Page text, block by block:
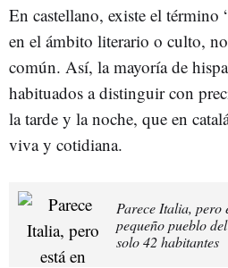
En castellano, existe el término
en el ámbito literario o culto,
común. Así, la mayoría de
habituados a distinguir con
la tarde y la noche, que en
viva y cotidiana.
Parece Italia, pero
pequeño pueblo
solo 42 habitantes